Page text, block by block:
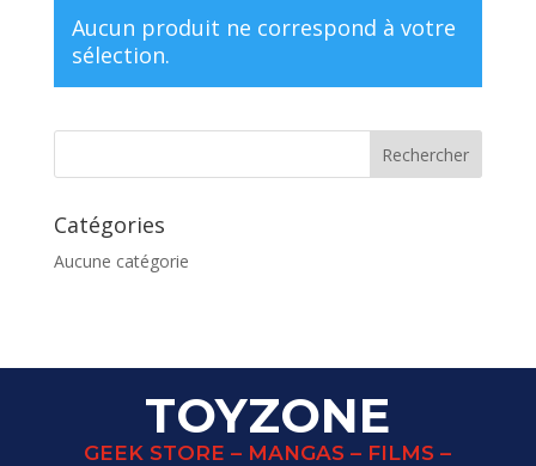
Aucun produit ne correspond à votre
sélection.
Catégories
Aucune catégorie
TOYZONE
GEEK STORE – MANGAS – FILMS –